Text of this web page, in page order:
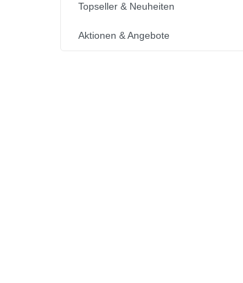
Topseller & Neuheiten
Aktionen & Angebote